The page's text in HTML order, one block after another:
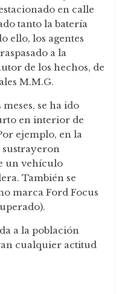
en calle
tanto la batería
ello, los agentes
a la
de los hechos, de
M.M.G.
se ha ido
en interior de
ejemplo, en la
sustrayeron
un vehículo
También se
marca Ford Focus
a la población
cualquier actitud